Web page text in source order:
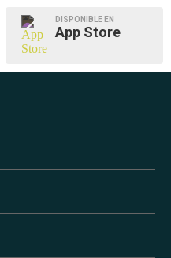
DISPONIBLE EN
App Store